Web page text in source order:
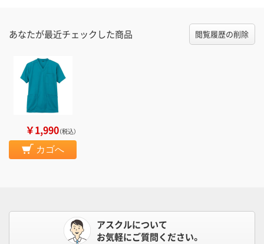
あなたが最近チェックした商品 閲覧履歴の削除
￥1,990（税込）
カゴへ
アスクルについて
お気軽にご質問ください。